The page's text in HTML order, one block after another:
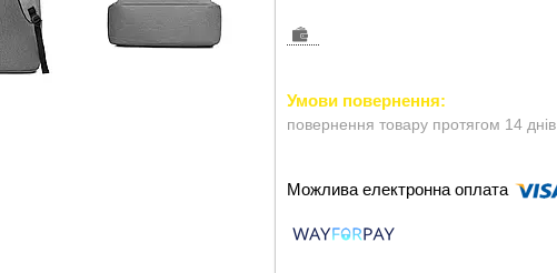
повернення товару протягом 14 днів